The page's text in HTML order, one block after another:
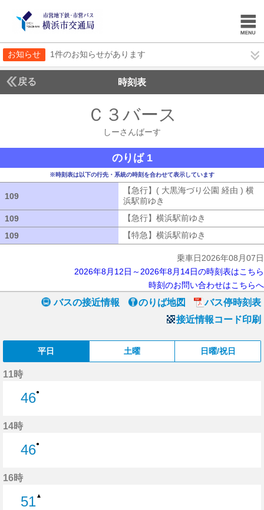
お知らせ 1件のお知らせがあります
戻る 時刻表
Ｃ３バース
しーさんばーす
のりば 1
※時刻表は以下の行先・系統の時刻を合わせて表示しています
109
【急行】( 大黒海づり公園 経由 ) 横
浜駅前ゆき
109
【急行】横浜駅前ゆき
109
【特急】横浜駅前ゆき
乗車日2026年08月07日
2026年8月12日～2026年8月14日の時刻表はこちら
時刻のお問い合わせはこちらへ
バスの接近情報 のりば地図
バス停時刻表
接近情報コード印刷
平日 土曜 日曜/祝日
11時
46●
14時
46●
16時
51▲